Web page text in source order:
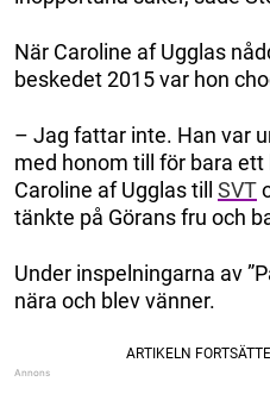
När Caroline af Ugglas
beskedet 2015 var hon
– Jag fattar inte. Han var
med honom till för bara ett
Caroline af Ugglas till SVT
tänkte på Görans fru och
Under inspelningarna av
nära och blev vänner.